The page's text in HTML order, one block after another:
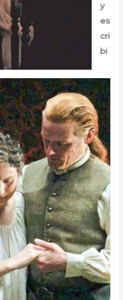
y
es
cri
bi